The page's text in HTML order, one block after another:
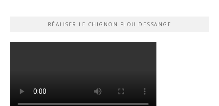
RÉALISER LE CHIGNON FLOU DESSANGE